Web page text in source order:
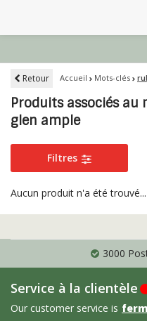
Retour Accueil Mots-clés
Produits associés
glen ample
Filtres
Aucun produit n'a été trouvé...
3000
Service à la clientèle
Our customer service is